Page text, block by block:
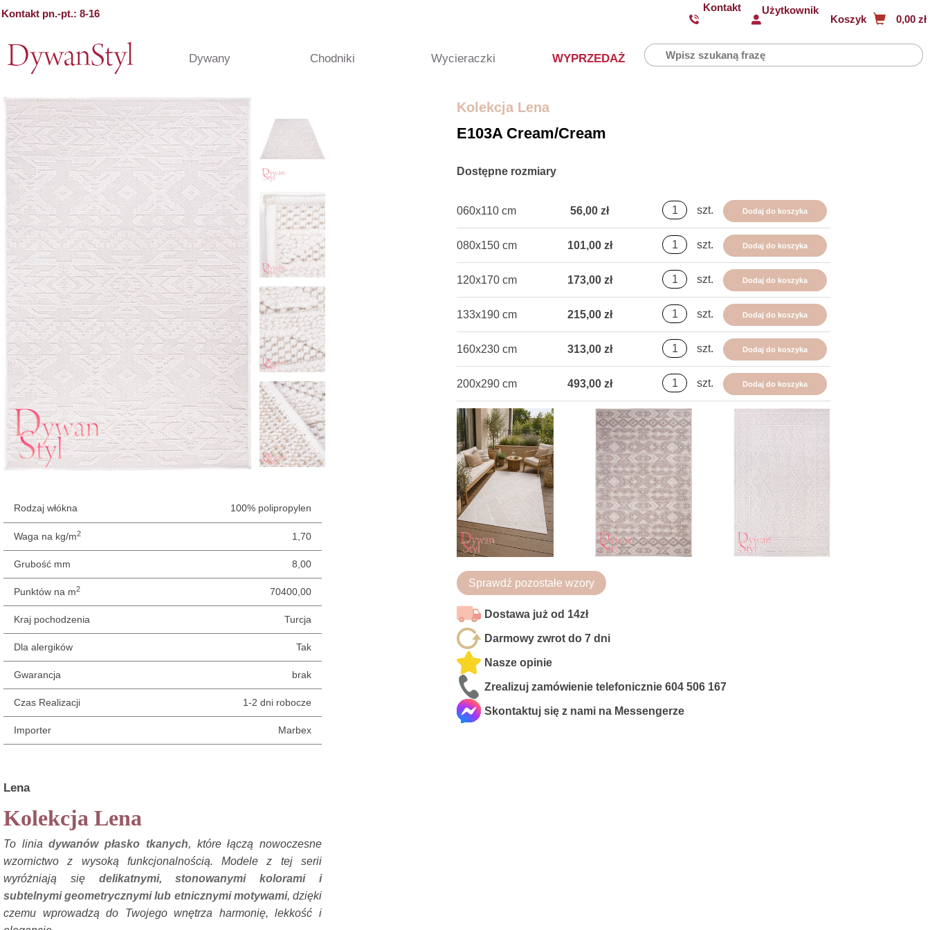
Kontakt pn.-pt.: 8-16
Kontakt Użytkownik
Koszyk 0,00 zł
Dywany Chodniki Wycieraczki WYPRZEDAŻ
Rodzaj włókna 100% polipropylen
Waga na kg/m2 1,70
Grubość mm 8,00
Punktów na m2 70400,00
Kraj pochodzenia Turcja
Dla alergików Tak
Gwarancja brak
Czas Realizacji 1-2 dni robocze
Importer Marbex
Lena
Kolekcja Lena
To liniadywanów płasko tkanych, które łączą nowoczesne
wzornictwo z wysoką funkcjonalnością. Modele z tej serii
wyróżniają się delikatnymi, stonowanymi kolorami i
subtelnymi geometrycznymi lub etnicznymi motywami, dzięki
czemu wprowadzą do Twojego wnętrza harmonię, lekkość i
Kolekcja Lena
E103A Cream/cream
Dostępne rozmiary
060x110 cm 56,00 zł szt. Dodaj do koszyka
080x150 cm 101,00 zł szt. Dodaj do koszyka
120x170 cm 173,00 zł szt. Dodaj do koszyka
133x190 cm 215,00 zł szt. Dodaj do koszyka
160x230 cm 313,00 zł szt. Dodaj do koszyka
200x290 cm 493,00 zł szt. Dodaj do koszyka
Sprawdź pozostałe wzory
Dostawa już od 14zł
Darmowy zwrot do 7 dni
Nasze opinie
Zrealizuj zamówienie telefonicznie 604 506 167
Skontaktuj się z nami na Messengerze